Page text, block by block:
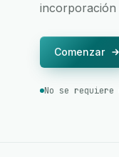
incorporación
Comenzar
No se